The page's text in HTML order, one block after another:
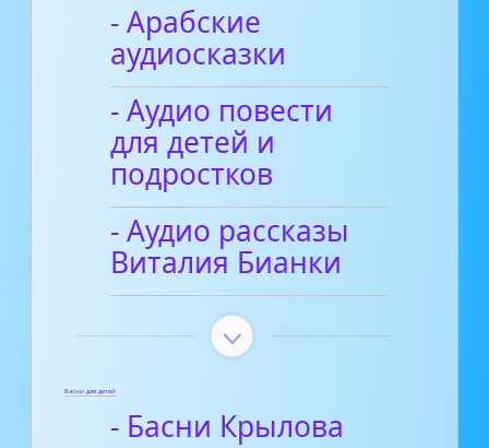
- Арабские
аудиосказки
- Аудио повести
для детей и
подростков
- Аудио рассказы
Виталия Бианки
Басни для детей
- Басни Крылова